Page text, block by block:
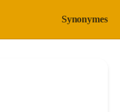
Synonymes